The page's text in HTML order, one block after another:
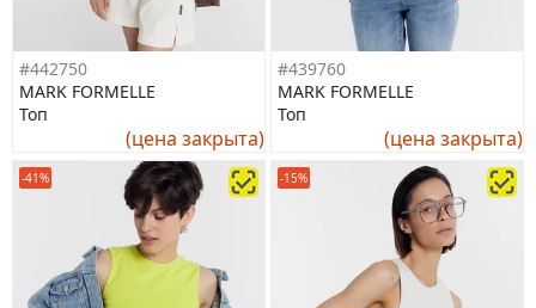
#442750
MARK FORMELLE
Топ
(цена закрыта)
#439760
MARK FORMELLE
Топ
(цена закрыта)
-41% -15%